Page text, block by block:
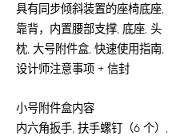
具有同步倾斜装置的座椅底座,
靠背，内置腰部支撑, 底座, 头
枕, 大号附件盒, 快速使用指南,
设计师注意事项 + 信封
小号附件盒内容
内六角扳手, 扶手螺钉（6 个）,